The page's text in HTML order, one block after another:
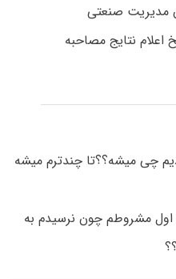
مدیریت صنعتی
اعلام نتایج مصاحبه
چی میشه؟؟تا چندترم میشه
اول مشروطم چون نرسیدم به